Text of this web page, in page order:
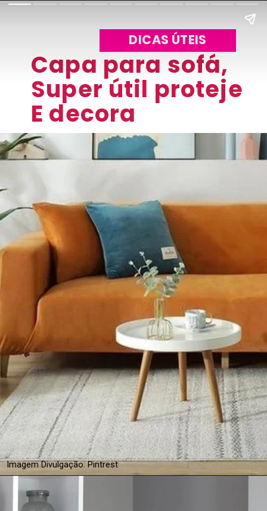
Capa para sofá,
Super útil proteje
E decora
DICAS ÚTEIS
Imagem Divulgação: Pintrest